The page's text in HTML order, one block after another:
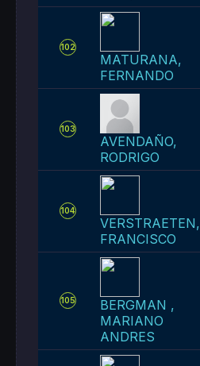
102
MATURANA,
FERNANDO
103
AVENDAÑO,
RODRIGO
104
VERSTRAETEN,
FRANCISCO
105
BERGMAN ,
MARIANO
ANDRES